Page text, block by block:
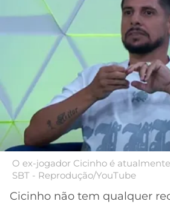
DE
INDICAÇÃO
BET365
CÓDIGO
BETANO
MELHORES
APPS
DE
APOSTAS
CASSINOS
SÃO
PAULO
SANTOS
FLAMENGO
FLUMINENSE
BOTAFOGO
LIBERTADORES
COPA
DO
BRASIL
PREMIER
LEAGUE
COPA
SUL-
AMERICANA
DA
BOLA
PALPITES
O ex-jogador Cicinho é
SBT - Reprodução/YouTube
Cicinho não tem qualquer